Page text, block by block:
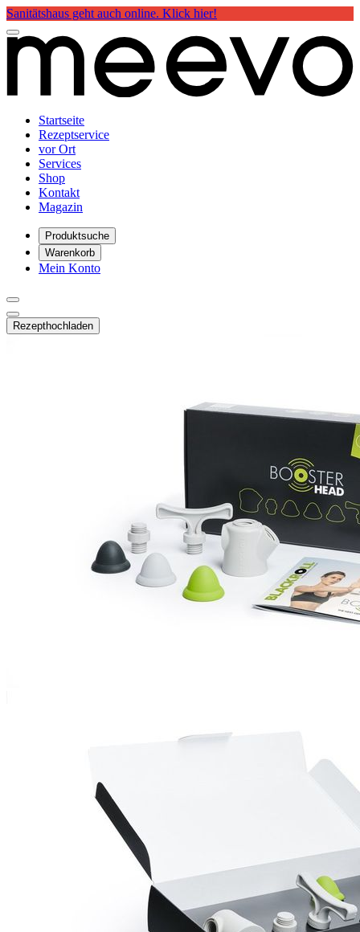
Sanitätshaus geht auch online. Klick hier!
Startseite
Rezeptservice
vor Ort
Services
Shop
Kontakt
Magazin
Produktsuche
Warenkorb
Mein Konto
Rezepthochladen